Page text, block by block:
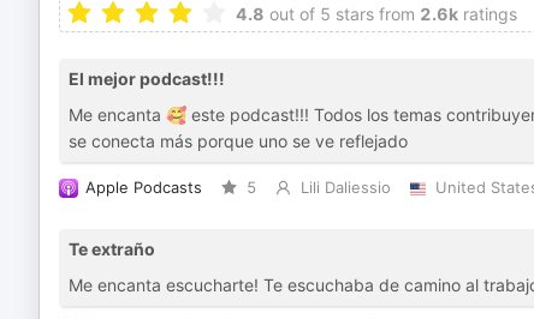
4.8 out of 5 stars from 2.6k ratings
El mejor podcast!!!
Me encanta 🥰 este podcast!!! Todos los temas
se conecta más porque uno se ve reflejado
Apple Podcasts 5 Lili Daliessio United
Te extraño
Me encanta escucharte! Te escuchaba de camino al